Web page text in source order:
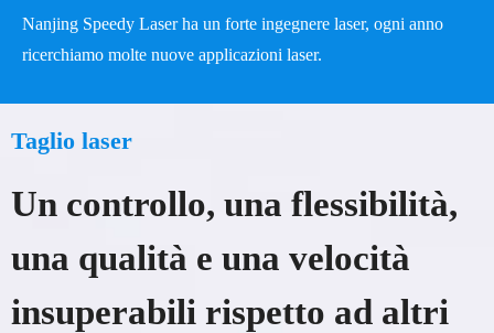
A
AL
A
Nanjing Speedy Laser ha un forte ingegnere laser, ogni anno
ricerchiamo molte nuove applicazioni laser.
Taglio laser
Un controllo, una flessibilità,
una qualità e una velocità
insuperabili rispetto ad altri